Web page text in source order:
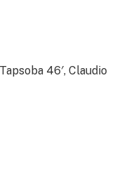
46′, Claudio